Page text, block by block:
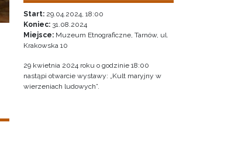
Start:29.04.2024, 18:00
Koniec:31.08.2024
Miejsce:Muzeum Etnograficzne, Tarnów, ul.
Krakowska 10
29 kwietnia 2024 roku o godzinie 18:00
nastąpi otwarcie wystawy: „Kult maryjny w
wierzeniach ludowych”.